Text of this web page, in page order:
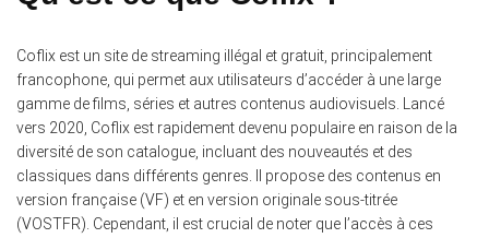
Coflix est un site de streaming illégal et gratuit, principalement
francophone, qui permet aux utilisateurs d’accéder à une large
gamme de films, séries et autres contenus audiovisuels. Lancé
vers 2020, Coflix est rapidement devenu populaire en raison de la
diversité de son catalogue, incluant des nouveautés et des
classiques dans différents genres. Il propose des contenus en
version française (VF) et en version originale sous-titrée
(VOSTFR). Cependant, il est crucial de noter que l’accès à ces